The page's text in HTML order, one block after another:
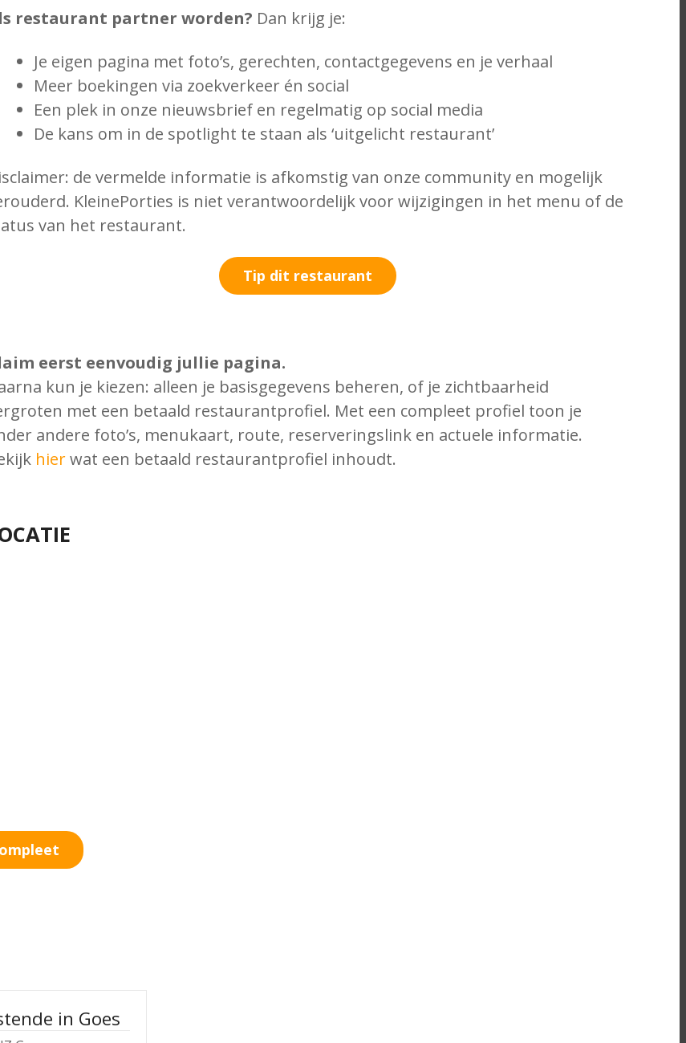
restaurant partner worden? Dan krijg je:
Je eigen pagina met foto’s, gerechten, contactgegevens en je verhaal
Meer boekingen via zoekverkeer én social
Een plek in onze nieuwsbrief en regelmatig op social media
De kans om in de spotlight te staan als ‘uitgelicht restaurant’
de vermelde informatie is afkomstig van onze community en mogelijk
KleinePorties is niet verantwoordelijk voor wijzigingen in het menu of de
van het restaurant.
Tip dit restaurant
eerst eenvoudig jullie pagina.
kun je kiezen: alleen je basisgegevens beheren, of je zichtbaarheid
met een betaald restaurantprofiel. Met een compleet profiel toon je
andere foto’s, menukaart, route, reserveringslink en actuele informatie.
hierwat een betaald restaurantprofiel inhoudt.
in Goes